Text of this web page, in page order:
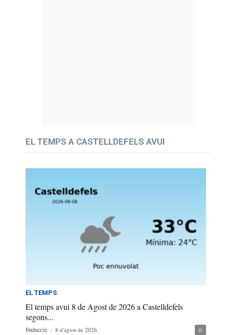
EL TEMPS A CASTELLDEFELS AVUI
EL TEMPS
El temps avui 8 de Agost de 2026 a Castelldefels
segons...
Redacció - 8 d'agost de 2026 0